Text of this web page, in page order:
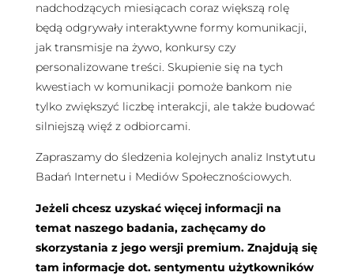
nadchodzących miesiącach coraz większą rolę
będą odgrywały interaktywne formy komunikacji,
jak transmisje na żywo, konkursy czy
personalizowane treści. Skupienie się na tych
kwestiach w komunikacji pomoże bankom nie
tylko zwiększyć liczbę interakcji, ale także budować
silniejszą więź z odbiorcami.
Zapraszamy do śledzenia kolejnych analiz Instytutu
Badań Internetu i Mediów Społecznościowych.
Jeżeli chcesz uzyskać więcej informacji na
temat naszego badania, zachęcamy do
skorzystania z jego wersji premium. Znajdują się
tam informacje dot. sentymentu użytkowników